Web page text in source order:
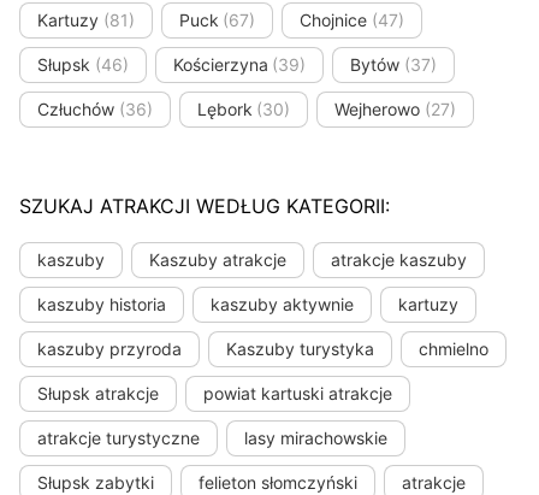
Kartuzy (81) Puck (67) Chojnice (47)
Słupsk (46) Kościerzyna (39) Bytów (37)
Człuchów (36) Lębork (30) Wejherowo (27)
SZUKAJ ATRAKCJI WEDŁUG KATEGORII:
kaszuby Kaszuby atrakcje atrakcje kaszuby
kaszuby historia kaszuby aktywnie kartuzy
kaszuby przyroda Kaszuby turystyka chmielno
Słupsk atrakcje powiat kartuski atrakcje
atrakcje turystyczne lasy mirachowskie
Słupsk zabytki felieton słomczyński atrakcje